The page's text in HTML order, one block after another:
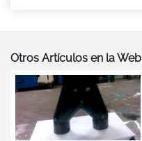
Otros Artículos en la Web